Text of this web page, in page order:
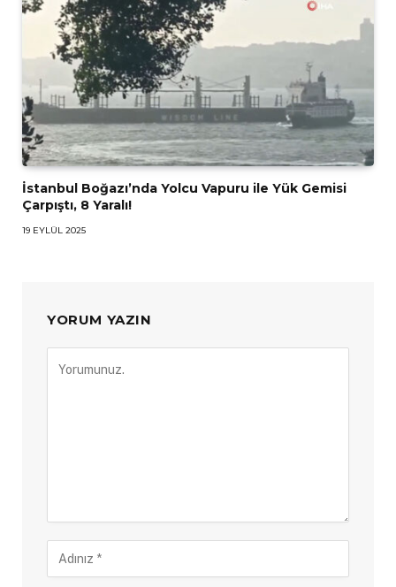
İstanbul Boğazı’nda Yolcu Vapuru ile Yük Gemisi
Çarpıştı, 8 Yaralı!
19 EYLÜL 2025
YORUM YAZIN